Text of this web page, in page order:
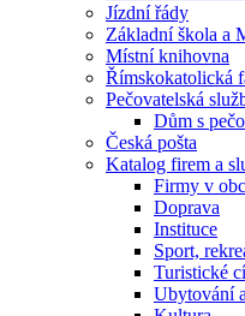
Jízdní řády
Základní škola a
Místní knihovna
Římskokatolická
Pečovatelská
Dům s
Česká pošta
Katalog firem a
Firmy v
Doprava
Instituce
Sport,
Turistické
Ubytování